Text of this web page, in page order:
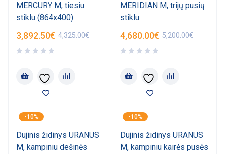
MERCURY M, tiesiu
stiklu (864x400)
4,325.00€
3,892.50€
MERIDIAN M, trijų pusių
stiklu
5,200.00€
4,680.00€
-10%
Dujinis židinys URANUS
M, kampiniu dešinės
-10%
Dujinis židinys URANUS
M, kampiniu kairės pusės